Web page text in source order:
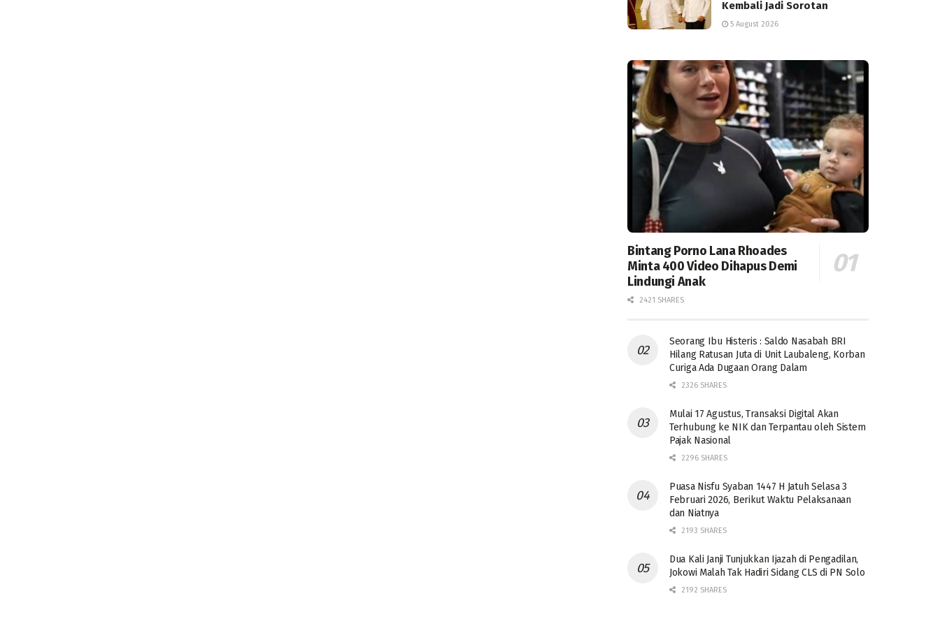
Kembali Jadi Sorotan
5 August 2026
Bintang Porno Lana Rhoades
Minta 400 Video Dihapus Demi
Lindungi Anak
2421 SHARES
Seorang Ibu Histeris : Saldo Nasabah BRI
Hilang Ratusan Juta di Unit Laubaleng, Korban
Curiga Ada Dugaan Orang Dalam
2326 SHARES
Mulai 17 Agustus, Transaksi Digital Akan
Terhubung ke NIK dan Terpantau oleh Sistem
Pajak Nasional
2296 SHARES
Puasa Nisfu Syaban 1447 H Jatuh Selasa 3
Februari 2026, Berikut Waktu Pelaksanaan
dan Niatnya
2193 SHARES
Dua Kali Janji Tunjukkan Ijazah di Pengadilan,
Jokowi Malah Tak Hadiri Sidang CLS di PN Solo
2192 SHARES